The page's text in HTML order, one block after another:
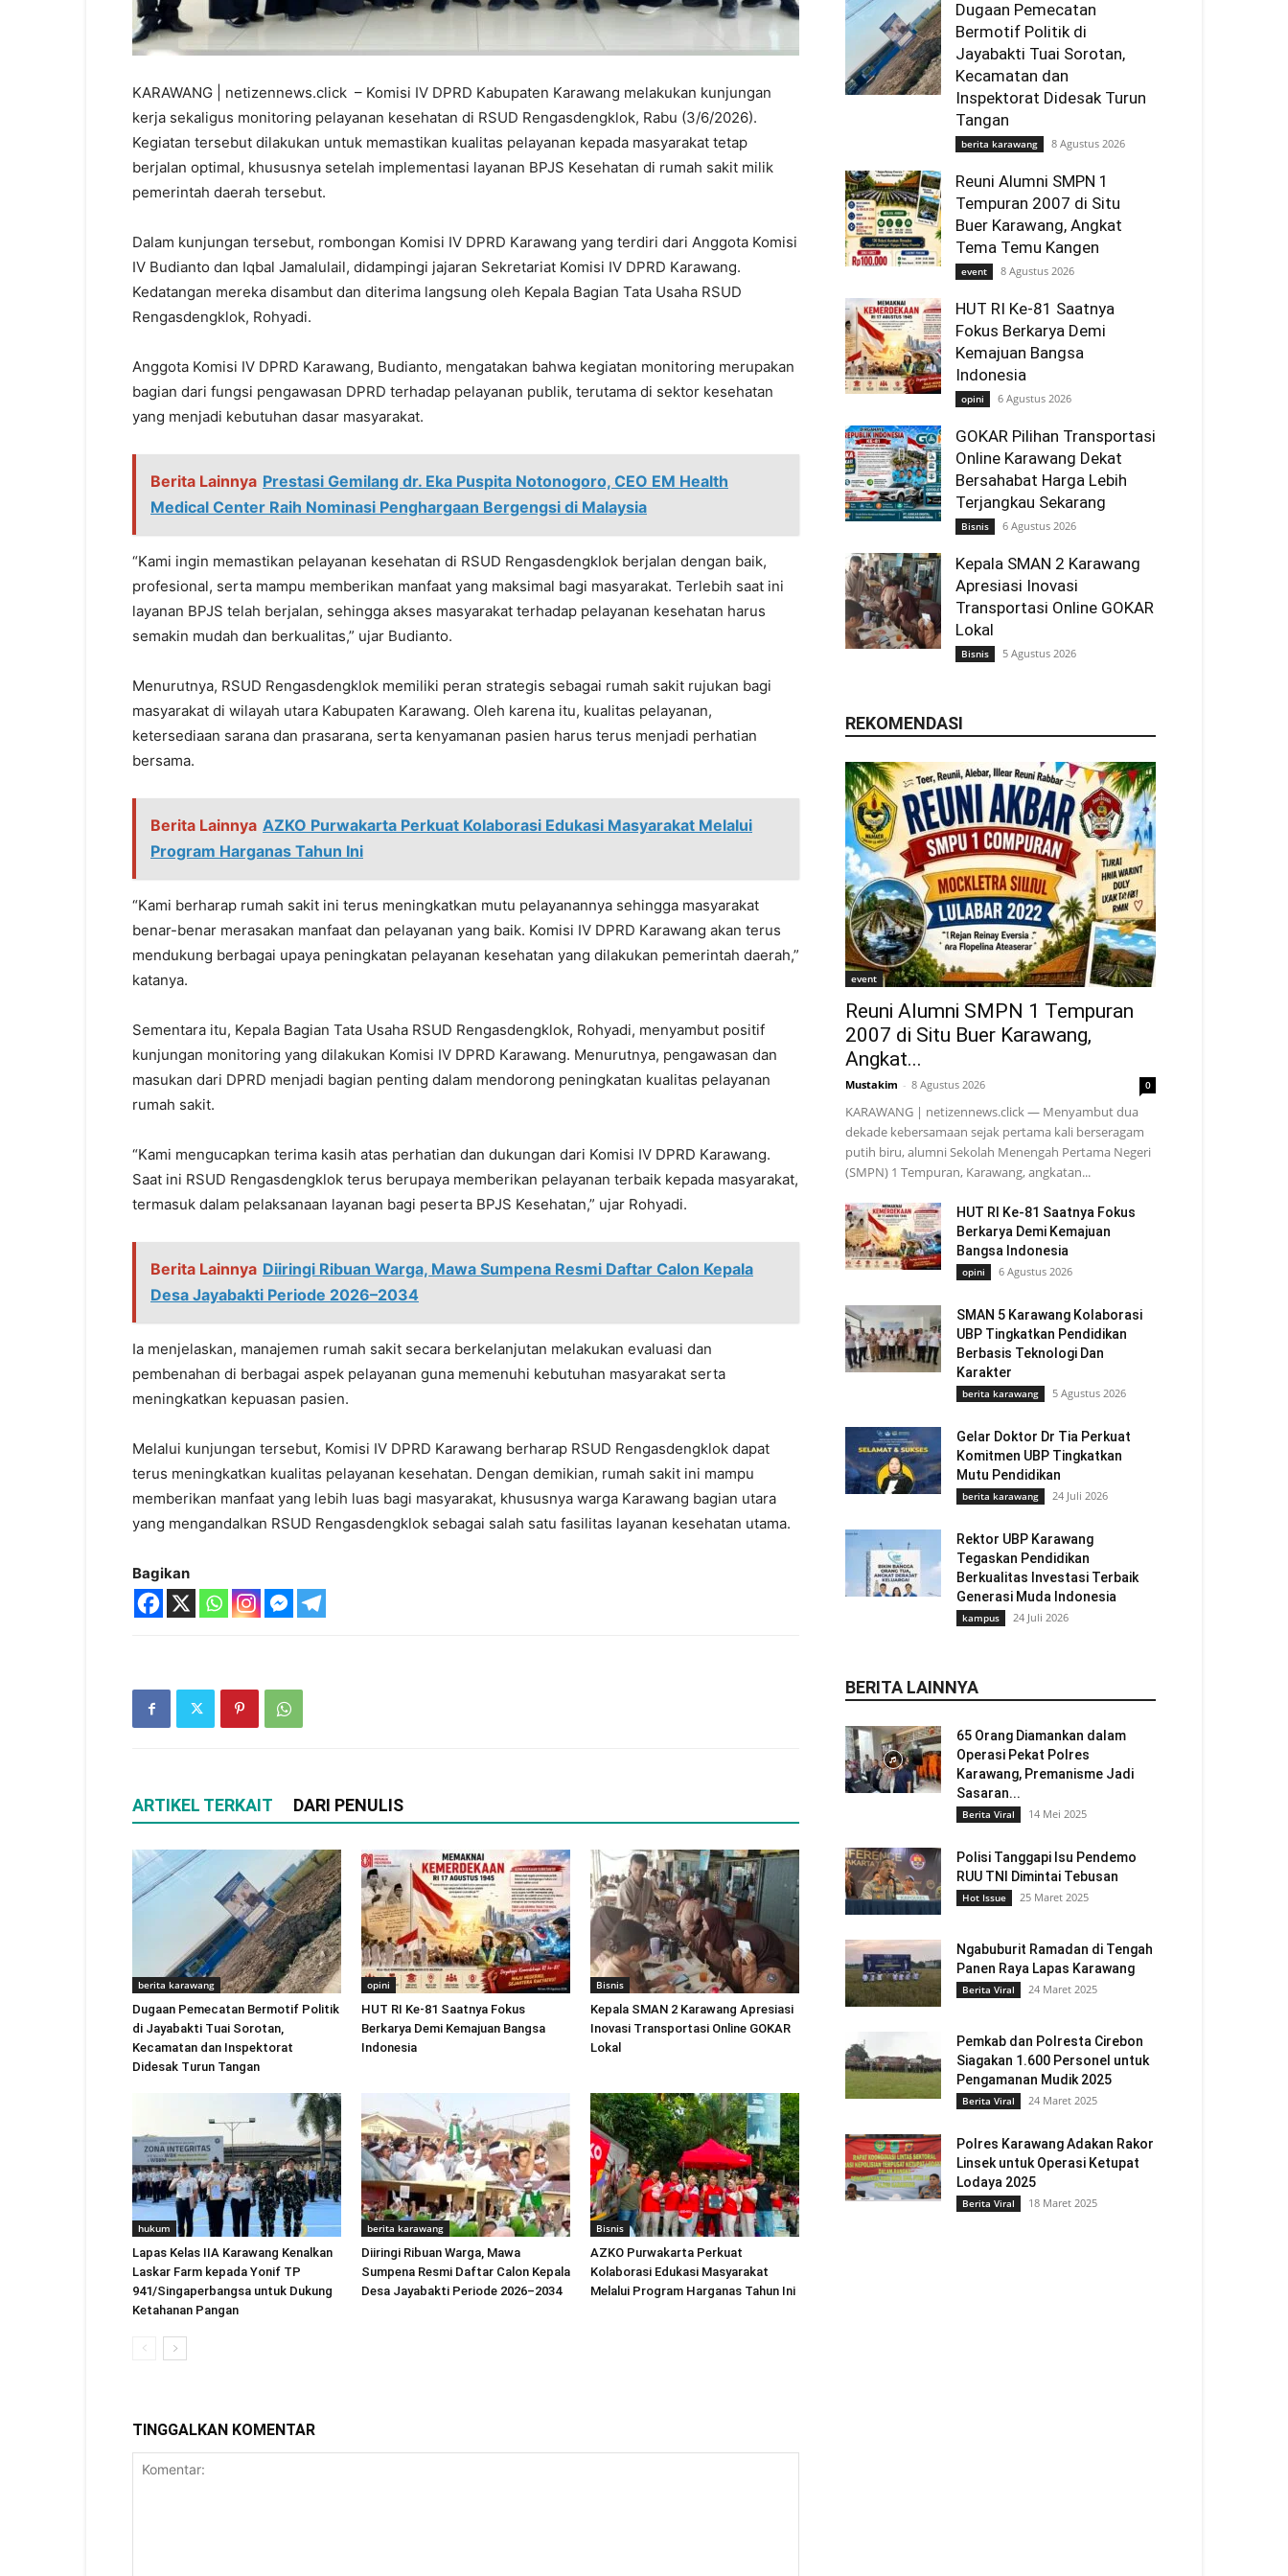
KARAWANG | netizennews.click – Komisi IV DPRD Kabupaten Karawang melakukan kunjungan
kerja sekaligus monitoring pelayanan kesehatan di RSUD Rengasdengklok, Rabu (3/6/2026).
Kegiatan tersebut dilakukan untuk memastikan kualitas pelayanan kepada masyarakat tetap
berjalan optimal, khususnya setelah implementasi layanan BPJS Kesehatan di rumah sakit milik
pemerintah daerah tersebut.
Dalam kunjungan tersebut, rombongan Komisi IV DPRD Karawang yang terdiri dari Anggota Komisi
IV Budianto dan Iqbal Jamalulail, didampingi jajaran Sekretariat Komisi IV DPRD Karawang.
Kedatangan mereka disambut dan diterima langsung oleh Kepala Bagian Tata Usaha RSUD
Rengasdengklok, Rohyadi.
Anggota Komisi IV DPRD Karawang, Budianto, mengatakan bahwa kegiatan monitoring merupakan
bagian dari fungsi pengawasan DPRD terhadap pelayanan publik, terutama di sektor kesehatan
yang menjadi kebutuhan dasar masyarakat.
Berita Lainnya Prestasi Gemilang dr. Eka Puspita Notonogoro, CEO EM Health
Medical Center Raih Nominasi Penghargaan Bergengsi di Malaysia
“Kami ingin memastikan pelayanan kesehatan di RSUD Rengasdengklok berjalan dengan baik,
profesional, serta mampu memberikan manfaat yang maksimal bagi masyarakat. Terlebih saat ini
layanan BPJS telah berjalan, sehingga akses masyarakat terhadap pelayanan kesehatan harus
semakin mudah dan berkualitas,” ujar Budianto.
Menurutnya, RSUD Rengasdengklok memiliki peran strategis sebagai rumah sakit rujukan bagi
masyarakat di wilayah utara Kabupaten Karawang. Oleh karena itu, kualitas pelayanan,
ketersediaan sarana dan prasarana, serta kenyamanan pasien harus terus menjadi perhatian
bersama.
Berita Lainnya AZKO Purwakarta Perkuat Kolaborasi Edukasi Masyarakat Melalui
Program Harganas Tahun Ini
“Kami berharap rumah sakit ini terus meningkatkan mutu pelayanannya sehingga masyarakat
benar-benar merasakan manfaat dan pelayanan yang baik. Komisi IV DPRD Karawang akan terus
mendukung berbagai upaya peningkatan pelayanan kesehatan yang dilakukan pemerintah daerah,”
katanya.
Sementara itu, Kepala Bagian Tata Usaha RSUD Rengasdengklok, Rohyadi, menyambut positif
kunjungan monitoring yang dilakukan Komisi IV DPRD Karawang. Menurutnya, pengawasan dan
masukan dari DPRD menjadi bagian penting dalam mendorong peningkatan kualitas pelayanan
rumah sakit.
“Kami mengucapkan terima kasih atas perhatian dan dukungan dari Komisi IV DPRD Karawang.
Saat ini RSUD Rengasdengklok terus berupaya memberikan pelayanan terbaik kepada masyarakat,
termasuk dalam pelaksanaan layanan bagi peserta BPJS Kesehatan,” ujar Rohyadi.
Berita Lainnya Diiringi Ribuan Warga, Mawa Sumpena Resmi Daftar Calon Kepala
Desa Jayabakti Periode 2026–2034
Ia menjelaskan, manajemen rumah sakit secara berkelanjutan melakukan evaluasi dan
pembenahan di berbagai aspek pelayanan guna memenuhi kebutuhan masyarakat serta
meningkatkan kepuasan pasien.
Melalui kunjungan tersebut, Komisi IV DPRD Karawang berharap RSUD Rengasdengklok dapat
terus meningkatkan kualitas pelayanan kesehatan. Dengan demikian, rumah sakit ini mampu
memberikan manfaat yang lebih luas bagi masyarakat, khususnya warga Karawang bagian utara
yang mengandalkan RSUD Rengasdengklok sebagai salah satu fasilitas layanan kesehatan utama.
Bagikan
ARTIKEL TERKAIT DARI PENULIS
berita karawang
Dugaan Pemecatan Bermotif Politik
di Jayabakti Tuai Sorotan,
Kecamatan dan Inspektorat
Didesak Turun Tangan
opini
HUT RI Ke-81 Saatnya Fokus
Berkarya Demi Kemajuan Bangsa
Indonesia
Bisnis
Kepala SMAN 2 Karawang Apresiasi
Inovasi Transportasi Online GOKAR
Lokal
hukum
Lapas Kelas IIA Karawang Kenalkan
Laskar Farm kepada Yonif TP
941/Singaperbangsa untuk Dukung
Ketahanan Pangan
berita karawang
Diiringi Ribuan Warga, Mawa
Sumpena Resmi Daftar Calon Kepala
Desa Jayabakti Periode 2026–2034
Bisnis
AZKO Purwakarta Perkuat
Kolaborasi Edukasi Masyarakat
Melalui Program Harganas Tahun Ini
TINGGALKAN KOMENTAR
Dugaan Pemecatan
Bermotif Politik di
Jayabakti Tuai Sorotan,
Kecamatan dan
Inspektorat Didesak Turun
Tangan
berita karawang 8 Agustus 2026
Reuni Alumni SMPN 1
Tempuran 2007 di Situ
Buer Karawang, Angkat
Tema Temu Kangen
event 8 Agustus 2026
HUT RI Ke-81 Saatnya
Fokus Berkarya Demi
Kemajuan Bangsa
Indonesia
opini 6 Agustus 2026
GOKAR Pilihan Transportasi
Online Karawang Dekat
Bersahabat Harga Lebih
Terjangkau Sekarang
Bisnis 6 Agustus 2026
Kepala SMAN 2 Karawang
Apresiasi Inovasi
Transportasi Online GOKAR
Lokal
Bisnis 5 Agustus 2026
REKOMENDASI
event
Reuni Alumni SMPN 1 Tempuran
2007 di Situ Buer Karawang,
Angkat...
Mustakim - 8 Agustus 2026 0
KARAWANG | netizennews.click — Menyambut dua
dekade kebersamaan sejak pertama kali berseragam
putih biru, alumni Sekolah Menengah Pertama Negeri
(SMPN) 1 Tempuran, Karawang, angkatan...
HUT RI Ke-81 Saatnya Fokus
Berkarya Demi Kemajuan
Bangsa Indonesia
opini 6 Agustus 2026
SMAN 5 Karawang Kolaborasi
UBP Tingkatkan Pendidikan
Berbasis Teknologi Dan
Karakter
berita karawang 5 Agustus 2026
Gelar Doktor Dr Tia Perkuat
Komitmen UBP Tingkatkan
Mutu Pendidikan
berita karawang 24 Juli 2026
Rektor UBP Karawang
Tegaskan Pendidikan
Berkualitas Investasi Terbaik
Generasi Muda Indonesia
kampus 24 Juli 2026
BERITA LAINNYA
65 Orang Diamankan dalam
Operasi Pekat Polres
Karawang, Premanisme Jadi
Sasaran...
Berita Viral 14 Mei 2025
Polisi Tanggapi Isu Pendemo
RUU TNI Dimintai Tebusan
Hot Issue 25 Maret 2025
Ngabuburit Ramadan di Tengah
Panen Raya Lapas Karawang
Berita Viral 24 Maret 2025
Pemkab dan Polresta Cirebon
Siagakan 1.600 Personel untuk
Pengamanan Mudik 2025
Berita Viral 24 Maret 2025
Polres Karawang Adakan Rakor
Linsek untuk Operasi Ketupat
Lodaya 2025
Berita Viral 18 Maret 2025